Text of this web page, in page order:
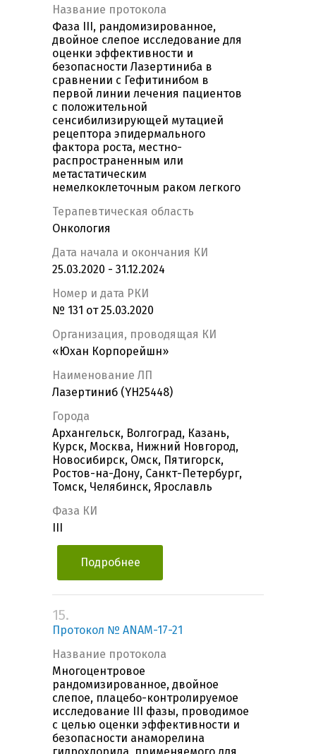
Название протокола
Фаза III, рандомизированное,
двойное слепое исследование для
оценки эффективности и
безопасности Лазертиниба в
сравнении с Гефитинибом в
первой линии лечения пациентов
с положительной
сенсибилизирующей мутацией
рецептора эпидермального
фактора роста, местно-
распространенным или
метастатическим
немелкоклеточным раком легкого
Терапевтическая область
Онкология
Дата начала и окончания КИ
25.03.2020 - 31.12.2024
Номер и дата РКИ
№ 131 от 25.03.2020
Организация, проводящая КИ
«Юхан Корпорейшн»
Наименование ЛП
Лазертиниб (YH25448)
Города
Архангельск, Волгоград, Казань,
Курск, Москва, Нижний Новгород,
Новосибирск, Омск, Пятигорск,
Ростов-на-Дону, Санкт-Петербург,
Томск, Челябинск, Ярославль
Фаза КИ
Подробнее
15.
Протокол № ANAM-17-21
Название протокола
Многоцентровое
рандомизированное, двойное
слепое, плацебо-контролируемое
исследование III фазы, проводимое
с целью оценки эффективности и
безопасности анаморелина